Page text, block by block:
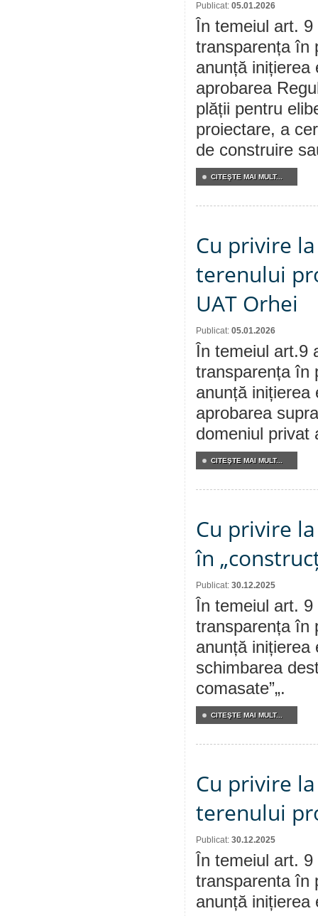
Publicat: 05.01.2026
În temeiul art.
transparența în
anunță inițierea
aprobarea
plății pentru
proiectare, a
de construire
CITEŞTE MAI MULT...
Cu privire
terenului
UAT Orhei
Publicat: 05.01.2026
În temeiul art.9
transparența în
anunță inițierea
aprobarea
domeniul privat
CITEŞTE MAI MULT...
Cu privire
în
Publicat: 30.12.2025
În temeiul art.
transparența în
anunță inițierea
schimbarea
comasate”„.
CITEŞTE MAI MULT...
Cu privire
terenului
Publicat: 30.12.2025
În temeiul art.
transparenta în
anunță inițierea